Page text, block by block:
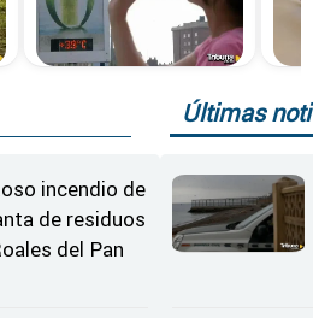
incendio de
de residuos
del Pan
Últimas